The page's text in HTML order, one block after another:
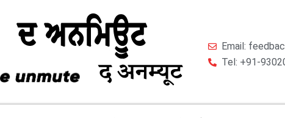
Email:
Tel: +91-